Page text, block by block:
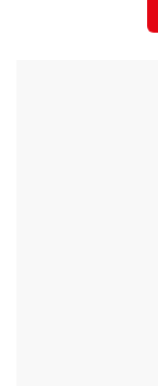
vysoké